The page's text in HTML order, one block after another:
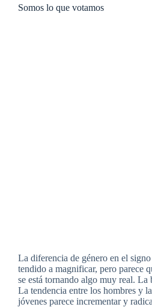
Somos lo que votamos
La diferencia de género en el
tendido a magnificar, pero parece
se está tornando algo muy real. La
La tendencia entre los hombres y
jóvenes parece incrementar y